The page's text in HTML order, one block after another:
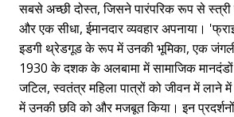
सबसे अच्छी दोस्त, जिसने पारंपरिक रूप से स्त्री
और एक सीधा, ईमानदार व्यवहार अपनाया।
इडगी थ्रेडगूड के रूप में उनकी भूमिका, एक
1930 के दशक के अलबामा में सामाजिक मानदंडों
जटिल, स्वतंत्र महिला पात्रों को जीवन में लाने
में उनकी छवि को और मजबूत किया। इन